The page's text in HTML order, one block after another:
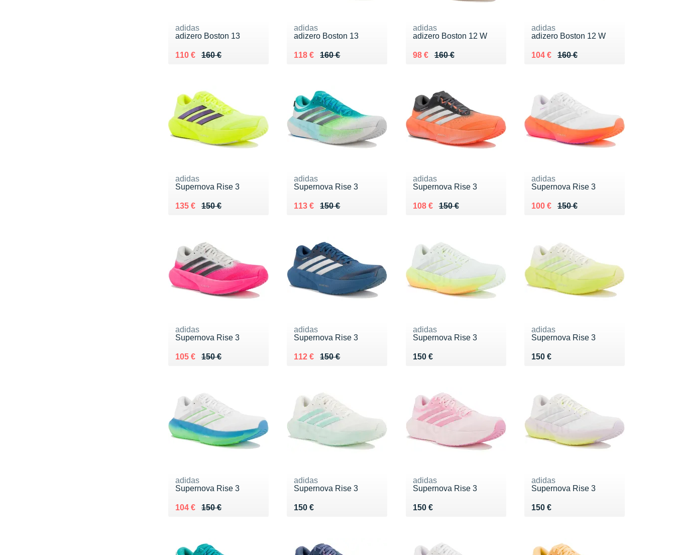
adidas
adizero Boston 13
160 €
Au lieu de 160 €
110 €
Vendu 110 €
adidas
adizero Boston 13
160 €
Au lieu de 160 €
118 €
Vendu 118 €
adidas
adizero Boston 12 W
160 €
Au lieu de 160 €
98 €
Vendu 98 €
adidas
adizero Boston 12 W
160 €
Au lieu de 160 €
104 €
Vendu 104 €
adidas
Supernova Rise 3
150 €
Au lieu de 150 €
135 €
Vendu 135 €
adidas
Supernova Rise 3
150 €
Au lieu de 150 €
113 €
Vendu 113 €
adidas
Supernova Rise 3
150 €
Au lieu de 150 €
108 €
Vendu 108 €
adidas
Supernova Rise 3
150 €
Au lieu de 150 €
100 €
Vendu 100 €
adidas
Supernova Rise 3
150 €
Au lieu de 150 €
105 €
Vendu 105 €
adidas
Supernova Rise 3
150 €
Au lieu de 150 €
112 €
Vendu 112 €
adidas
Supernova Rise 3
150 €
Vendu 150 €
adidas
Supernova Rise 3
150 €
Vendu 150 €
adidas
Supernova Rise 3
150 €
Au lieu de 150 €
104 €
Vendu 104 €
adidas
Supernova Rise 3
150 €
Vendu 150 €
adidas
Supernova Rise 3
150 €
Vendu 150 €
adidas
Supernova Rise 3
150 €
Vendu 150 €